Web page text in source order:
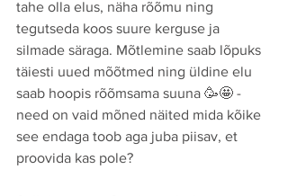
tahe olla elus, näha rõõmu ning
tegutseda koos suure kerguse ja
silmade säraga. Mõtlemine saab lõpuks
täiesti uued mõõtmed ning üldine elu
saab hoopis rõõmsama suuna 🥳🤩 -
need on vaid mõned näited mida kõike
see endaga toob aga juba piisav, et
proovida kas pole?